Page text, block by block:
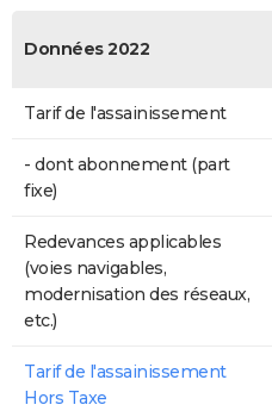
Données 2022
Tarif de l'assainissement
- dont abonnement (part
fixe)
Redevances applicables
(voies navigables,
modernisation des réseaux,
etc.)
Tarif de l'assainissement
Hors Taxe